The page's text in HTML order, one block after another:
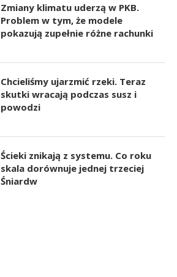
Zmiany klimatu uderzą w PKB.
Problem w tym, że modele
pokazują zupełnie różne rachunki
Chcieliśmy ujarzmić rzeki. Teraz
skutki wracają podczas susz i
powodzi
Ścieki znikają z systemu. Co roku
skala dorównuje jednej trzeciej
Śniardw